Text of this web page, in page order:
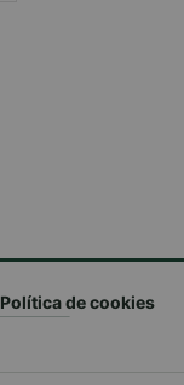
Política de cookies